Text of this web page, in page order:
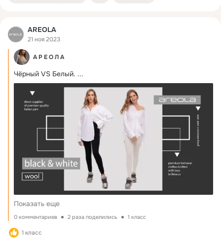
AREOLA
21 ноя 2023
А Р Е О Л А
Чёрный VS Белый. ...
Показать еще
0 комментариев 2 раза поделились 1 класс
1 класс